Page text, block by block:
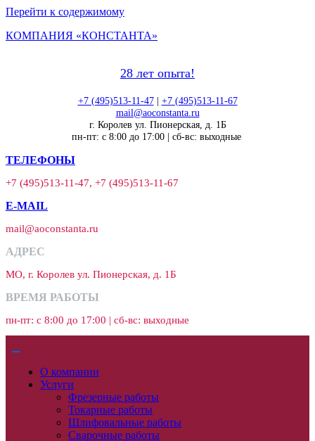
Перейти к содержимому
КОМПАНИЯ «КОНСТАНТА»
28 лет опыта!
+7 (495)513-11-47| +7 (495)513-11-67
mail@aoconstanta.ru
г. Королев ул. Пионерская, д. 1Б
пн-пт: с 8:00 до 17:00 | сб-вс: выходные
ТЕЛЕФОНЫ
+7 (495)513-11-47, +7 (495)513-11-67
E-MAIL
mail@aoconstanta.ru
АДРЕС
МО, г. Королев ул. Пионерская, д. 1Б
ВРЕМЯ РАБОТЫ
пн-пт: с 8:00 до 17:00 | сб-вс: выходные
О компании
Услуги
Фрезерные работы
Токарные работы
Шлифовальные работы
Сварочные работы